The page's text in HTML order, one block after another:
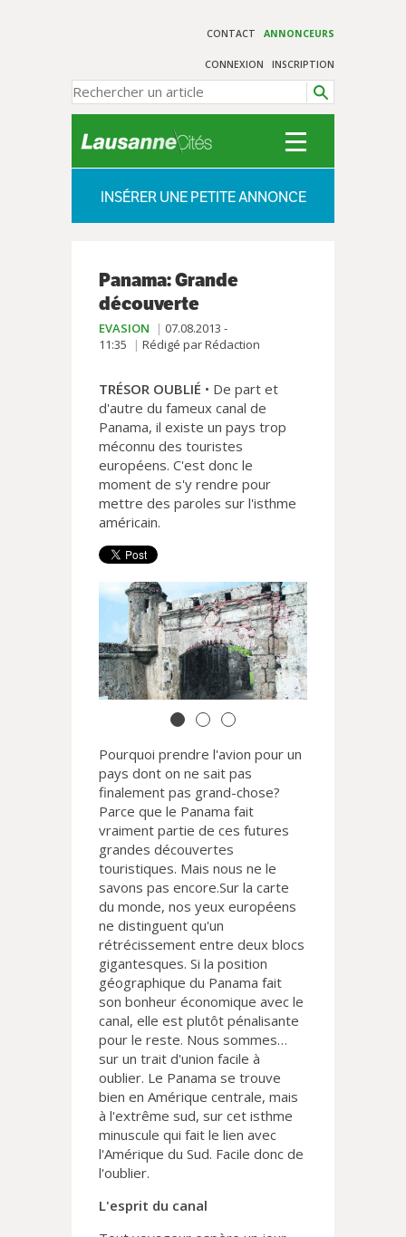
CONTACT ANNONCEURS
CONNEXION INSCRIPTION
INSÉRER UNE PETITE ANNONCE
Panama: Grande
découverte
EVASION
07.08.2013 -
11:35
Rédigé par Rédaction
TRÉSOR OUBLIÉ • De part et
d'autre du fameux canal de
Panama, il existe un pays trop
méconnu des touristes
européens. C'est donc le
moment de s'y rendre pour
mettre des paroles sur l'isthme
américain.
Pourquoi prendre l'avion pour un
pays dont on ne sait pas
finalement pas grand-chose?
Parce que le Panama fait
vraiment partie de ces futures
grandes découvertes
touristiques. Mais nous ne le
savons pas encore.Sur la carte
du monde, nos yeux européens
ne distinguent qu'un
rétrécissement entre deux blocs
gigantesques. Si la position
géographique du Panama fait
son bonheur économique avec le
canal, elle est plutôt pénalisante
pour le reste. Nous sommes…
sur un trait d'union facile à
oublier. Le Panama se trouve
bien en Amérique centrale, mais
à l'extrême sud, sur cet isthme
minuscule qui fait le lien avec
l'Amérique du Sud. Facile donc de
l'oublier.
L'esprit du canal